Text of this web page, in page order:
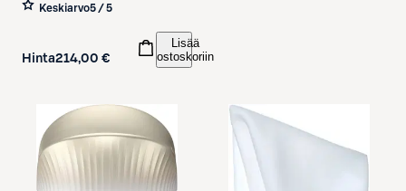
Keskiarvo5 / 5
Hinta214,00 €
Lisää
ostoskoriin